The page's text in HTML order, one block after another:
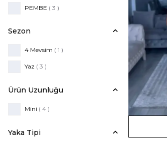
PEMBE ( 3 )
Sezon
4 Mevsim ( 1 )
Yaz ( 3 )
Ürün Uzunluğu
Mini ( 4 )
Yaka Tipi